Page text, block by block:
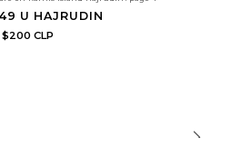
U HAJRUDIN
$200 CLP